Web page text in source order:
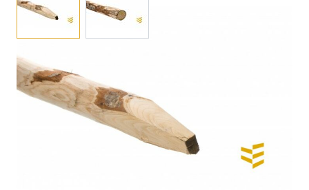
(duurzaamheidsklasse 2) en een paal van deze
houtsoort wordt vaak gebruikt als afrasteringspaal.
Het hout heeft een natuurlijke uitstraling en is
onbehandeld toepasbaar, ook in de grond. De paal is
gepunt. Kastanje heeft een matig fijne tot grove nerf
en heeft meestal een rechte draad. Het hout werkt